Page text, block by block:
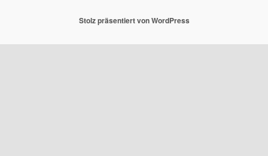
Stolz präsentiert von WordPress